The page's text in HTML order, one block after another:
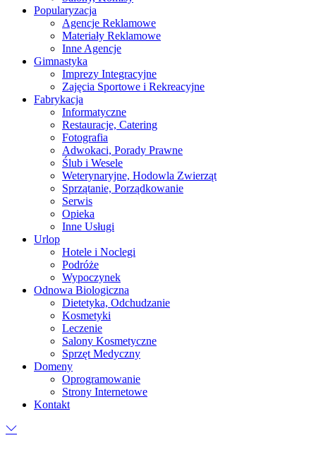
Popularyzacja
Agencje Reklamowe
Materiały Reklamowe
Inne Agencje
Gimnastyka
Imprezy Integracyjne
Zajęcia Sportowe i Rekreacyjne
Fabrykacja
Informatyczne
Restauracje, Catering
Fotografia
Adwokaci, Porady Prawne
Ślub i Wesele
Weterynaryjne, Hodowla Zwierząt
Sprzątanie, Porządkowanie
Serwis
Opieka
Inne Usługi
Urlop
Hotele i Noclegi
Podróże
Wypoczynek
Odnowa Biologiczna
Dietetyka, Odchudzanie
Kosmetyki
Leczenie
Salony Kosmetyczne
Sprzęt Medyczny
Domeny
Oprogramowanie
Strony Internetowe
Kontakt